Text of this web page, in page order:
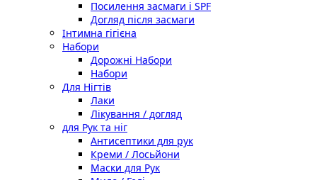
Посилення засмаги і SPF
Догляд після засмаги
Інтимна гігієна
Набори
Дорожні Набори
Набори
Для Нігтів
Лаки
Лікування / догляд
для Рук та ніг
Антисептики для рук
Креми / Лосьйони
Маски для Рук